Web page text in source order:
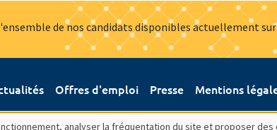
de nos candidats disponibles actuellement
Offres d'emploi Presse Mentions
analyser la fréquentation du site et proposer